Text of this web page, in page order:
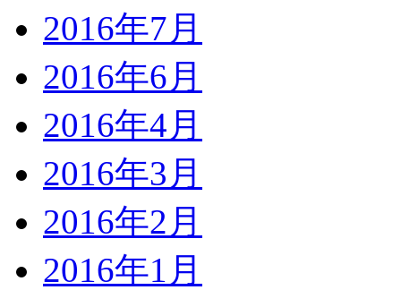
2016年7月
2016年6月
2016年4月
2016年3月
2016年2月
2016年1月